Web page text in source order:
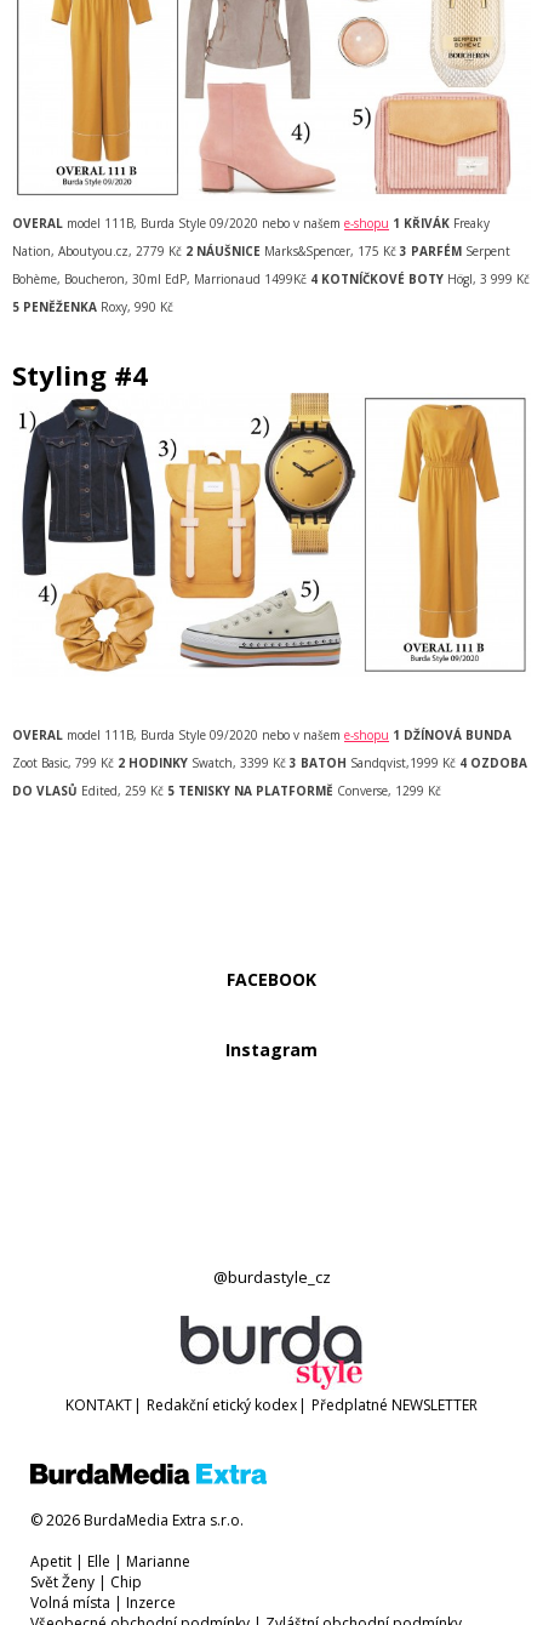
OVERAL model 111B, Burda Style 09/2020 nebo v našem e-shopu 1 KŘIVÁK Freaky
Nation, Aboutyou.cz, 2779 Kč 2 NÁUŠNICE Marks&Spencer, 175 Kč 3 PARFÉM Serpent
Bohème, Boucheron, 30ml EdP, Marrionaud 1499Kč 4 KOTNÍČKOVÉ BOTY Högl, 3 999 Kč
5 PENĚŽENKA Roxy, 990 Kč
Styling #4
OVERAL model 111B, Burda Style 09/2020 nebo v našem e-shopu 1 DŽÍNOVÁ BUNDA
Zoot Basic, 799 Kč 2 HODINKY Swatch, 3399 Kč 3 BATOH Sandqvist,1999 Kč 4 OZDOBA
DO VLASŮ Edited, 259 Kč 5 TENISKY NA PLATFORMĚ Converse, 1299 Kč
FACEBOOK
Instagram
@burdastyle_cz
KONTAKT| Redakční etický kodex| Předplatné NEWSLETTER
© 2026 BurdaMedia Extra s.r.o.
Apetit | Elle | Marianne
Svět Ženy | Chip
Volná místa | Inzerce